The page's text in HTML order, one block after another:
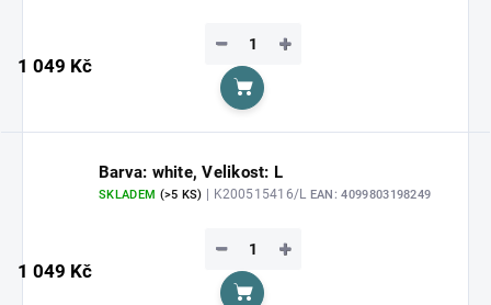
1 049 Kč
+
−
Do košíku
Barva: white, Velikost: L
SKLADEM (>5 KS) | K200515416/L EAN: 4099803198249
1 049 Kč
+
−